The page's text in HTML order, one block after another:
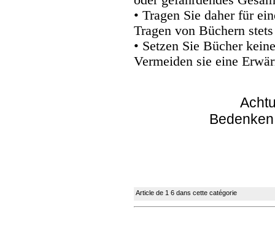
• Tragen Sie daher für
Tragen von Büchern
• Setzen Sie Bücher
Vermeiden sie eine
Article de 1 6 dans cette catégorie